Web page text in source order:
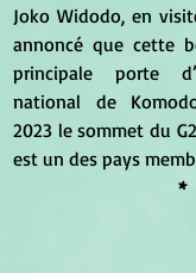
Joko Widodo, en
annoncé que cette
principale porte
national de
2023 le sommet du
est un des pays
*